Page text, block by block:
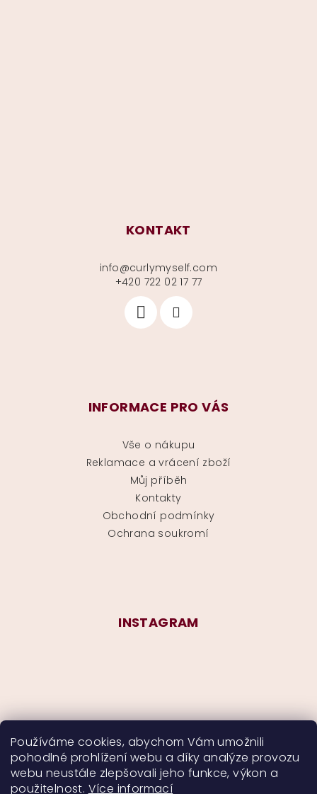
Používáme cookies, abychom Vám umožnili
pohodlné prohlížení webu a díky analýze provozu
webu neustále zlepšovali jeho funkce, výkon a
použitelnost. Více informací
KONTAKT
info@curlymyself.com
+420 722 02 17 77
INFORMACE PRO VÁS
Vše o nákupu
Reklamace a vrácení zboží
Můj příběh
Kontakty
Obchodní podmínky
Ochrana soukromí
INSTAGRAM
Sledovat na Instagramu